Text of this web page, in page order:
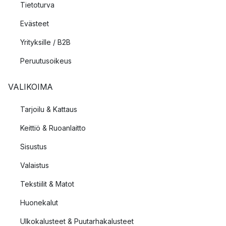
Tietoturva
Evästeet
Yrityksille / B2B
Peruutusoikeus
VALIKOIMA
Tarjoilu & Kattaus
Keittiö & Ruoanlaitto
Sisustus
Valaistus
Tekstiilit & Matot
Huonekalut
Ulkokalusteet & Puutarhakalusteet